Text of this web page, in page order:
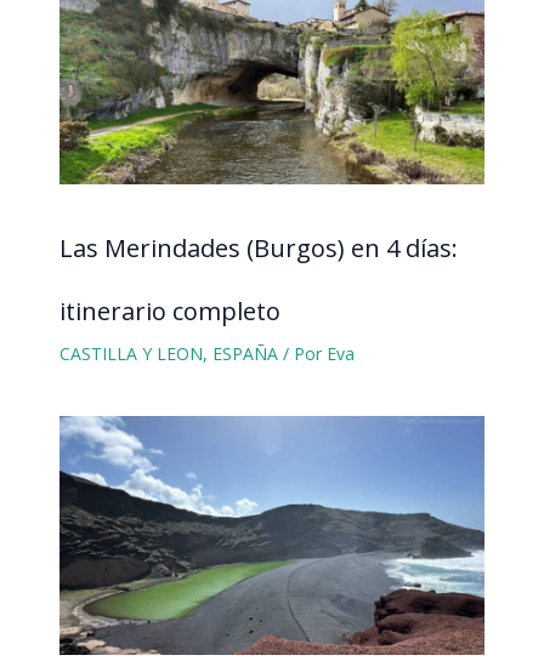
Las Merindades (Burgos) en 4 días:
itinerario completo
CASTILLA Y LEON, ESPAÑA/ Por Eva